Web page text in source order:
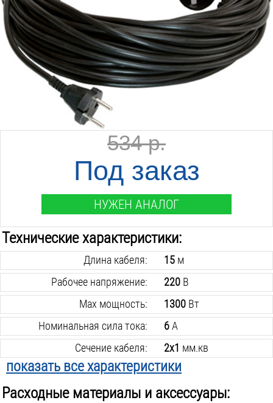
534 р.
Под заказ
НУЖЕН АНАЛОГ
Технические характеристики:
Длина кабеля: 15м
Рабочее напряжение:
220В
Max мощность:
1300Вт
Номинальная сила тока:
6А
Сечение кабеля:
2х1 мм.кв
Марка кабеля:
пвс
Наличие заземления:
нет
показать все характеристики
Расходные материалы и аксессуары: